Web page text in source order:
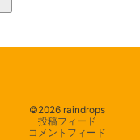
©2026 raindrops
投稿フィード
コメントフィード